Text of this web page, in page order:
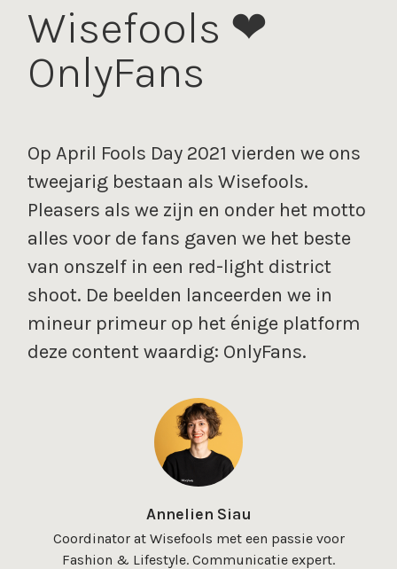
Wisefools ❤︎
OnlyFans
Op April Fools Day 2021 vierden we ons
tweejarig bestaan als Wisefools.
Pleasers als we zijn en onder het motto
alles voor de fans gaven we het beste
van onszelf in een red-light district
shoot. De beelden lanceerden we in
mineur primeur op het énige platform
deze content waardig: OnlyFans.
Annelien Siau
Coordinator at Wisefools met een passie voor
Fashion & Lifestyle. Communicatie expert.